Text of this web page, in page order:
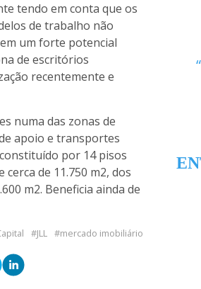
tendo em conta que os
de trabalho não
um forte potencial
de escritórios
recentemente e
numa das zonas de
apoio e transportes
por 14 pisos
de 11.750 m2, dos
m2. Beneficia ainda de
JLL mercado imobiliário